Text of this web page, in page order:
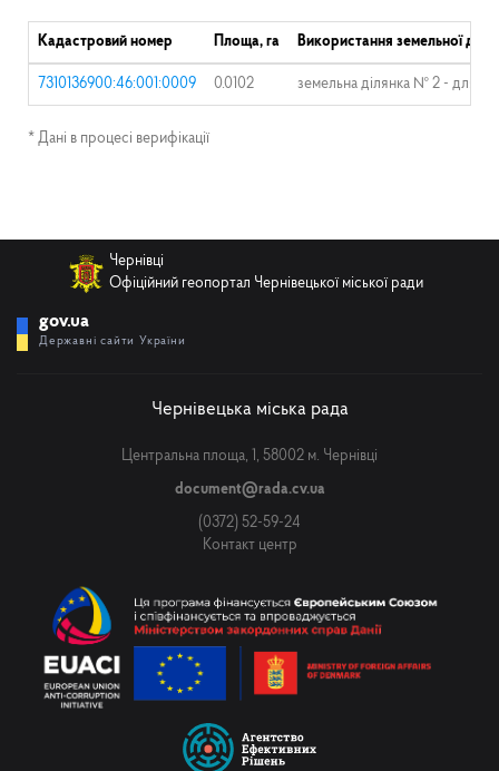
Кадастровий номер Площа, га Використання земельної
7310136900:46:001:0009 0.0102 земельна ділянка № 2 - для
* Дані в процесі верифікації
Чернівці
Офіційний геопортал Чернівецької міської ради
gov.ua
Державні сайти України
Чернівецька міська рада
Центральна площа, 1, 58002 м. Чернівці
document@rada.cv.ua
(0372) 52-59-24
Контакт центр